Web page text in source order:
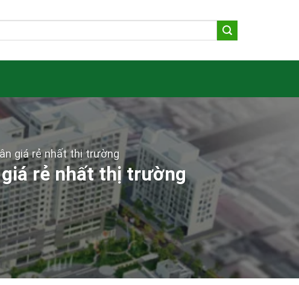
giá rẻ nhất thị trường
giá rẻ nhất thị trường